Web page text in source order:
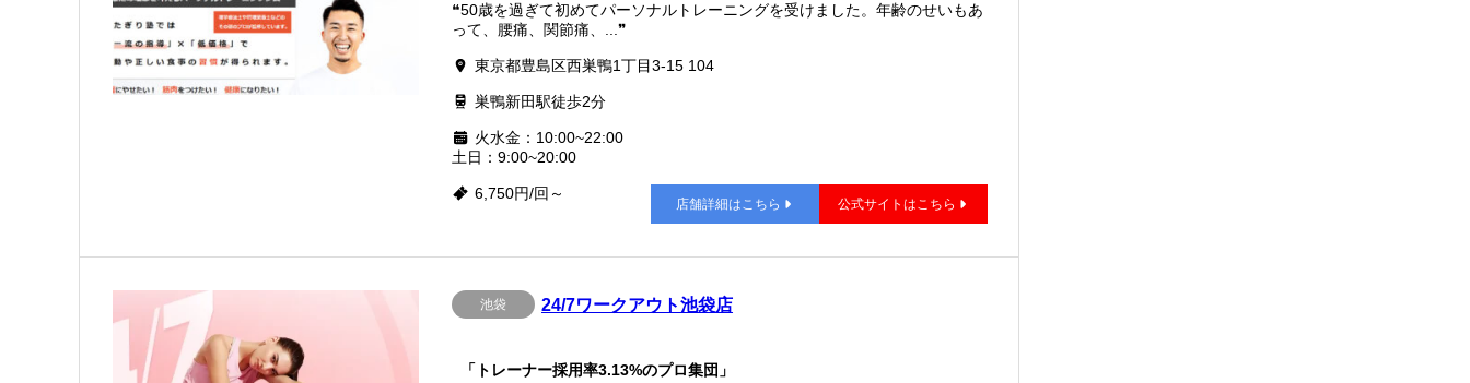
❝50歳を過ぎて初めてパーソナルトレーニングを受けました。年齢のせいもあ
って、腰痛、関節痛、...❞
東京都豊島区西巣鴨1丁目3-15 104
巣鴨新田駅徒歩2分
火水金：10:00~22:00
土日：9:00~20:00
6,750円/回～
店舗詳細はこちら 公式サイトはこちら
池袋 24/7ワークアウト池袋店
「トレーナー採用率3.13%のプロ集団」